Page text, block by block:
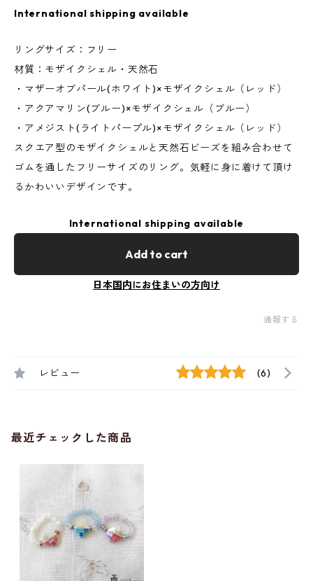
International shipping available
リングサイズ：フリー
材質：モザイクシェル・天然石
・マザーオブパール(ホワイト)×モザイクシェル（レッド）
・アクアマリン(ブルー)×モザイクシェル（ブルー）
・アメジスト(ライトパープル)×モザイクシェル（レッド）
スクエア型のモザイクシェルと天然石ビーズを組み合わせて
ゴムを通したフリーサイズのリング。気軽に身に着けて頂け
るかわいいデザインです。
International shipping available
Add to cart
日本国内にお住まいの方向け
通報する
レビュー (6)
最近チェックした商品